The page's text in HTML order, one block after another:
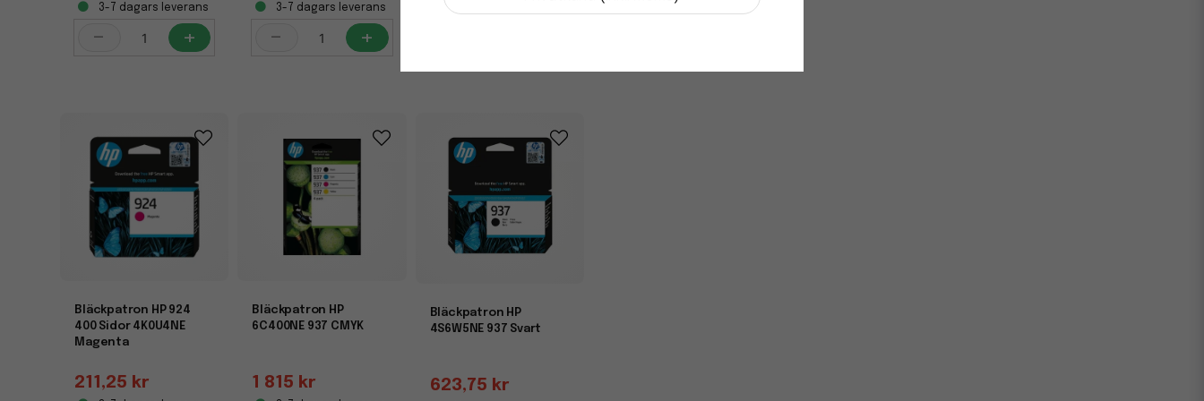
3-7 dagars leverans
- +
3-7 dagars leverans
- +
3-7 dagars leverans
Bläckpatron HP 924
400 Sidor 4K0U4NE
Magenta
211,25 kr
Bläckpatron HP
6C400NE 937 CMYK
1 815 kr
Bläckpatron HP
4S6W5NE 937 Svart
623,75 kr